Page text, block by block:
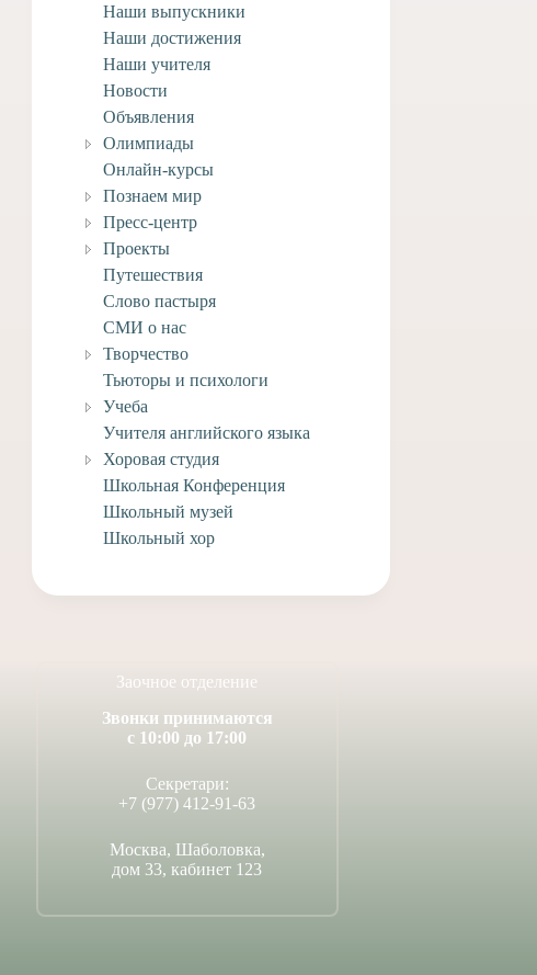
Поздравляем учащегося
заочного отделения Анри
А. с творческими
достижениями!
14 июля, 2026
Наши выпускники
Наши достижения
Наши учителя
Новости
Объявления
Олимпиады
Онлайн-курсы
Познаем мир
Пресс-центр
Проекты
Путешествия
Слово пастыря
СМИ о нас
Творчество
Тьюторы и психологи
Учеба
Учителя английского языка
Хоровая студия
Школьная Конференция
Школьный музей
Школьный хор
Заочное отделение
Звонки принимаются
с 10:00 до 17:00
Секретари:
+7 (977) 412-91-63
Москва, Шаболовка,
дом 33, кабинет 123